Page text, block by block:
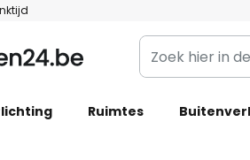
Zoek
hier
de
Ruimtes